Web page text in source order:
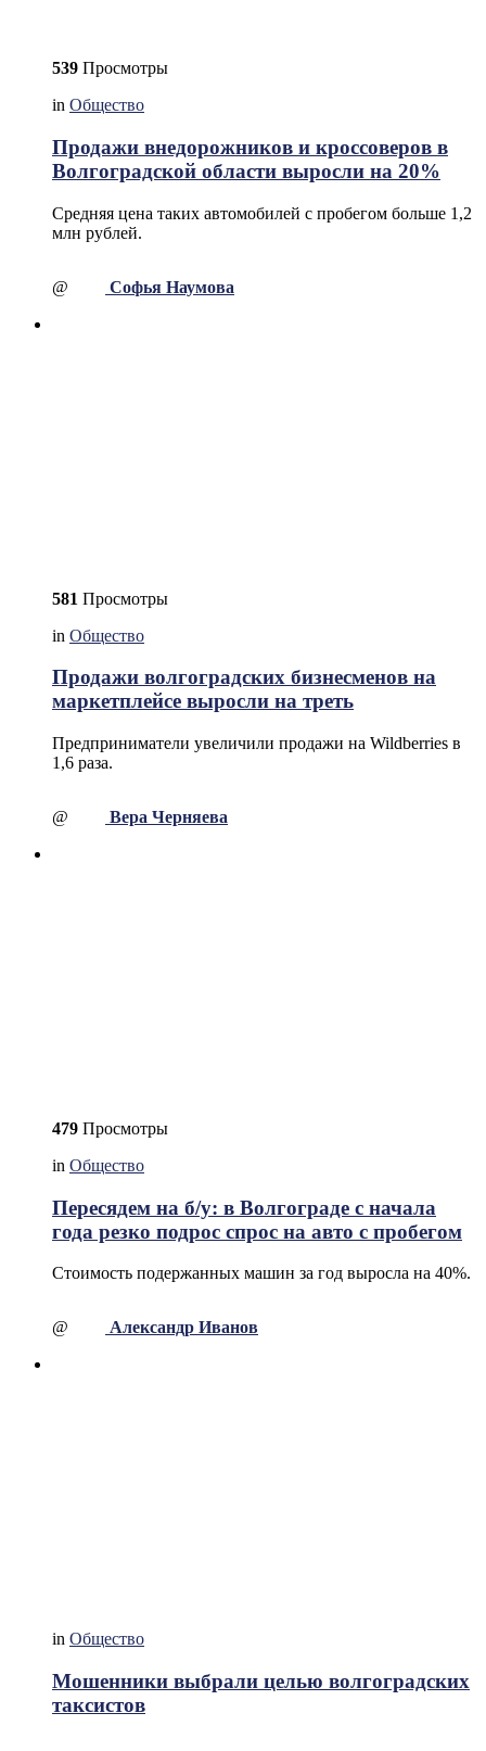
539 Просмотры
in Общество
Продажи внедорожников и кроссоверов в
Волгоградской области выросли на 20%
Средняя цена таких автомобилей с пробегом больше 1,2
млн рублей.
@ Софья Наумова
581 Просмотры
in Общество
Продажи волгоградских бизнесменов на
маркетплейсе выросли на треть
Предприниматели увеличили продажи на Wildberries в
1,6 раза.
@ Вера Черняева
479 Просмотры
in Общество
Пересядем на б/у: в Волгограде с начала
года резко подрос спрос на авто с пробегом
Стоимость подержанных машин за год выросла на 40%.
@ Александр Иванов
in Общество
Мошенники выбрали целью волгоградских
таксистов